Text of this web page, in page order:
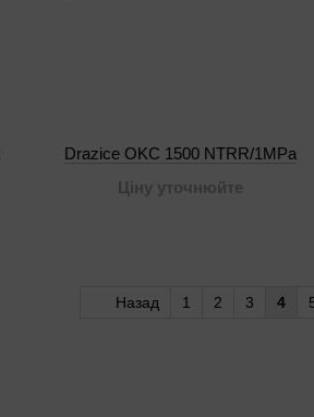
Drazice OKC 1500 NTRR/1MPa
Ціну уточнюйте
Назад 1 2 3 4